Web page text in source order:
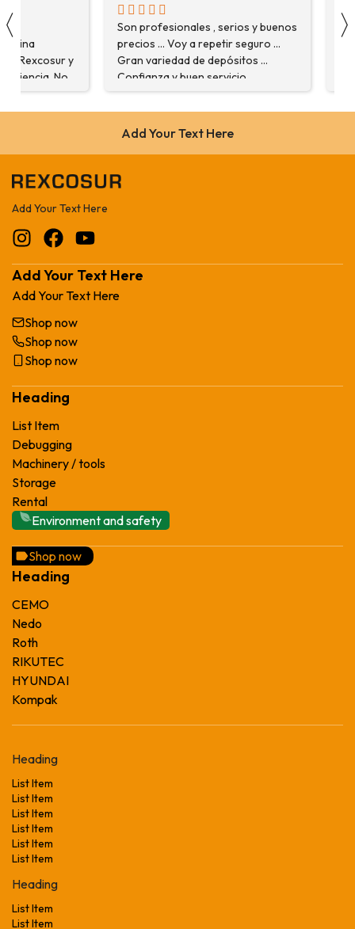
en Rexcosur y
No
que
Salvador,
todo￼
he
varios
Son profesionales , serios y buenos
precios ... Voy a repetir seguro ...
Gran variedad de depósitos ...
Confianza y buen servicio.
Add Your Text Here
Add Your Text Here
Add Your Text Here
Add Your Text Here
Shop now
Shop now
Shop now
Heading
List Item
Debugging
Machinery / tools
Storage
Rental
Environment and safety
Shop now
Heading
CEMO
Nedo
Roth
RIKUTEC
HYUNDAI
Kompak
Heading
List Item
List Item
List Item
List Item
List Item
List Item
Heading
List Item
List Item